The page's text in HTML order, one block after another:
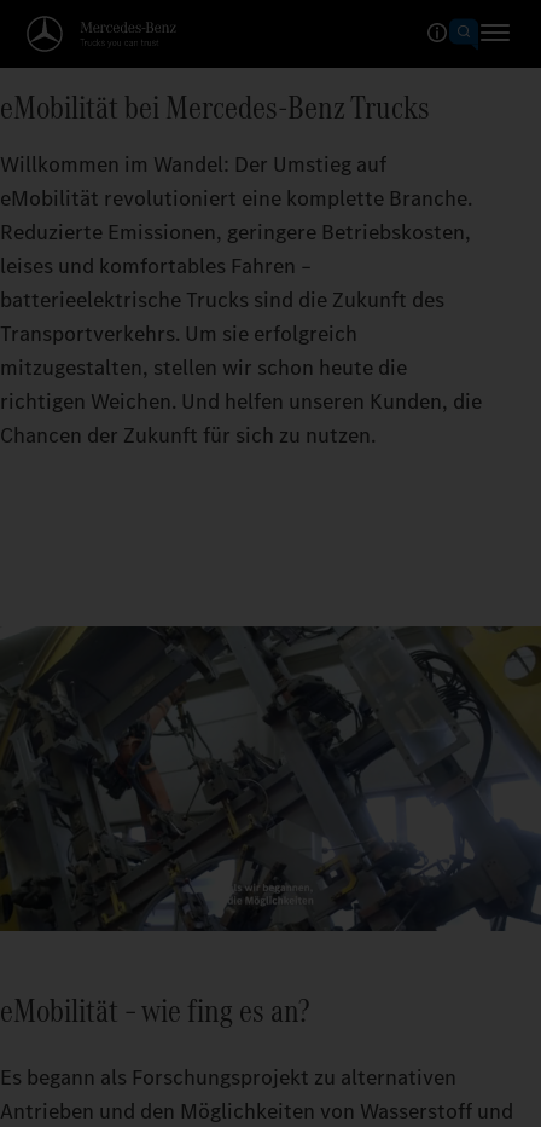
eMobilität bei Mercedes‑Benz Trucks
Willkommen im Wandel: Der Umstieg auf
eMobilität revolutioniert eine komplette Branche.
Reduzierte Emissionen, geringere Betriebskosten,
leises und komfortables Fahren –
batterieelektrische Trucks sind die Zukunft des
Transportverkehrs. Um sie erfolgreich
mitzugestalten, stellen wir schon heute die
richtigen Weichen. Und helfen unseren Kunden, die
Chancen der Zukunft für sich zu nutzen.
eMobilität – wie fing es an?
Es begann als Forschungsprojekt zu alternativen
Antrieben und den Möglichkeiten von Wasserstoff und